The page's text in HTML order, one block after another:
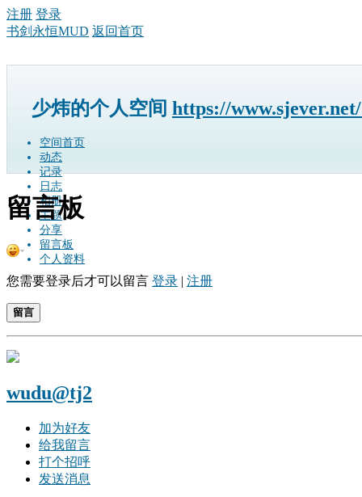
注册 登录
书剑永恒MUD 返回首页
少炜的个人空间 https://
空间首页
动态
记录
日志
相册
主题
分享
留言板
个人资料
留言板
您需要登录后才可以留言 登录 | 注册
留言
wudu@tj2
加为好友
给我留言
打个招呼
发送消息